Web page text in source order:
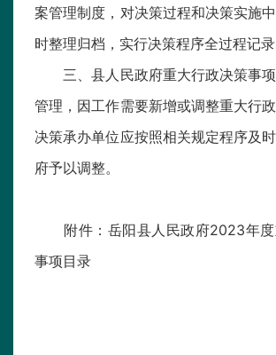
案管理制度，对决策过程和决策实施
时整理归档，实行决策程序全过程记录
三、县人民政府重大行政决策事
管理，因工作需要新增或调整重大行
决策承办单位应按照相关规定程序及
府予以调整。
附件：岳阳县人民政府2023年
事项目录